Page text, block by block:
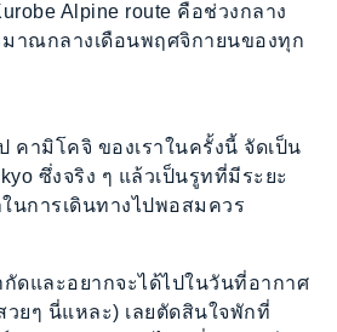
Alpine route คือช่วงกลาง
มาณกลางเดือนพฤศจิกายนของทุก
คามิโคจิ ของเราในครั้งนี้ จัดเป็น
ซึ่งจริง ๆ แล้วเป็นรูทที่มีระยะ
ในการเดินทางไปพอสมควร
กัดและอยากจะได้ไปในวันที่อากาศ
วยๆ นี่แหละ) เลยตัดสินใจพักที่